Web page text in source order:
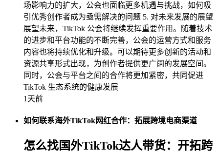
场影响力的扩大，公会也面临更多机遇与挑战，如何吸
引优秀创作者成为亟需解决的问题 5. 对未来发展的展望
展望未来，TikTok 公会将继续发挥重要作用。随着技术
的进步和平台功能的不断完善，公会的运营方式和服务
内容也将持续优化和升级。可以期待更多创新的活动和
资源共享形式出现，为创作者提供更广阔的发展空间。
同时，公会与平台之间的合作将更加紧密，共同促进
TikTok 生态系统的健康发展
1天前
如何联系海外TikTok网红合作：拓展跨境电商渠道
怎么找国外TikTok达人带货：开拓跨